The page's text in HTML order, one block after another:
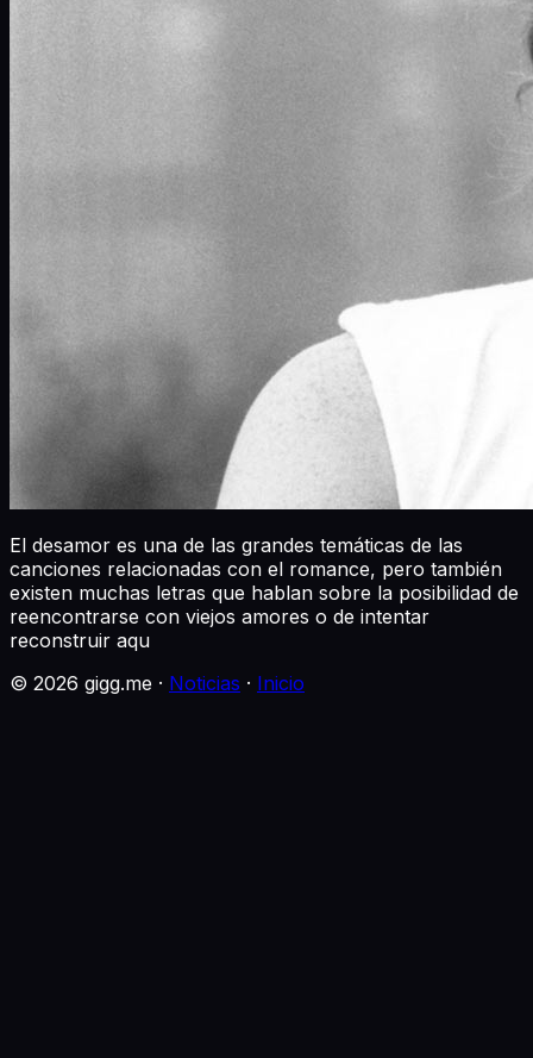
El desamor es una de las grandes temáticas de las
canciones relacionadas con el romance, pero también
existen muchas letras que hablan sobre la posibilidad de
reencontrarse con viejos amores o de intentar
reconstruir aqu
© 2026 gigg.me · Noticias · Inicio